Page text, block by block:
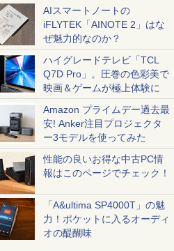
AIスマートノートの
iFLYTEK「AINOTE 2」はな
ぜ魅力的なのか？
ハイグレードテレビ「TCL
Q7D Pro」。圧巻の色彩美で
映画＆ゲームが極上体験に
Amazon プライムデー過去最
安! Anker注目プロジェクタ
ー3モデルを使ってみた
性能の良いお得な中古PC情
報はこのページでチェック！
「A&ultima SP4000T」の魅
力！ポケットに入るオーディ
オの醍醐味